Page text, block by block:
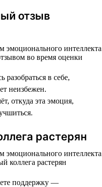
отзыв
в себе,
неизбежен.
откуда эта эмоция,
растерян
поддержку —